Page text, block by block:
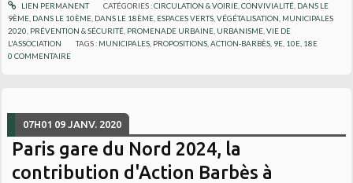
LIEN PERMANENT CATÉGORIES :CIRCULATION & VOIRIE, CONVIVIALITÉ, DANS LE
9ÈME DANS LE 10ÈME DANS LE 18ÈME ESPACES VERTS, VÉGÉTALISATION MUNICIPALES
2020 PRÉVENTION & SÉCURITÉ PROMENADE URBAINE URBANISME ,VIE DE
L'ASSOCIATION
TAGS : MUNICIPALES PROPOSITIONS ,ACTION-BARBÈS 9E 10E 18E
0 COMMENTAIRE
07H01 09 JANV. 2020
Paris gare du Nord 2024, la
contribution d'Action Barbès à